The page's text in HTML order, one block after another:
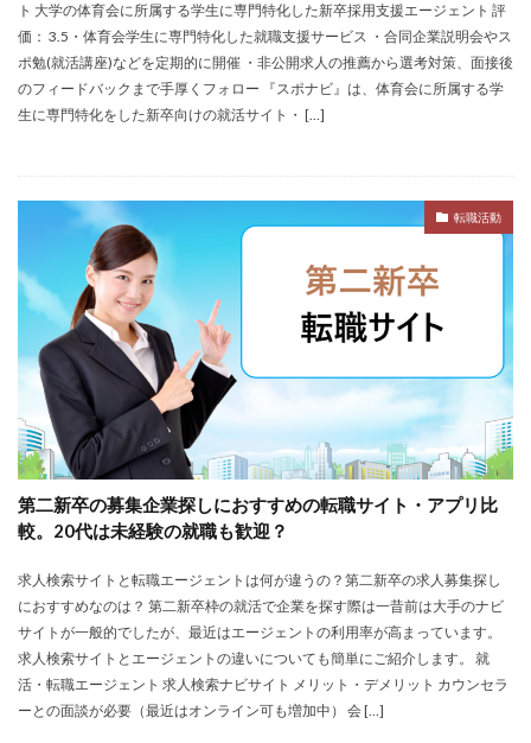
ト 大学の体育会に所属する学生に専門特化した新卒採用支援エージェント 評
価： 3.5・体育会学生に専門特化した就職支援サービス ・合同企業説明会やス
ポ勉(就活講座)などを定期的に開催 ・非公開求人の推薦から選考対策、面接後
のフィードバックまで手厚くフォロー 『スポナビ』は、体育会に所属する学
生に専門特化をした新卒向けの就活サイト・ […]
転職活動
第二新卒の募集企業探しにおすすめの転職サイト・アプリ比
較。20代は未経験の就職も歓迎？
求人検索サイトと転職エージェントは何が違うの？第二新卒の求人募集探し
におすすめなのは？ 第二新卒枠の就活で企業を探す際は一昔前は大手のナビ
サイトが一般的でしたが、最近はエージェントの利用率が高まっています。
求人検索サイトとエージェントの違いについても簡単にご紹介します。 就
活・転職エージェント 求人検索ナビサイト メリット・デメリット カウンセラ
ーとの面談が必要（最近はオンライン可も増加中） 会 […]